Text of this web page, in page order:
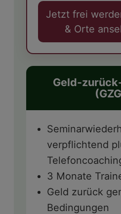
Jetzt frei
& Orte
Geld-
verpflichtend
3 Monate
Geld zurück
Bedingungen